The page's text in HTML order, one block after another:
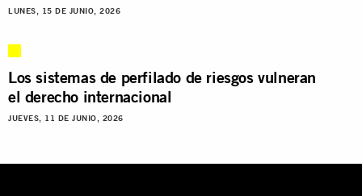
LUNES, 15 DE JUNIO, 2026
Los sistemas de perfilado de riesgos vulneran
el derecho internacional
JUEVES, 11 DE JUNIO, 2026